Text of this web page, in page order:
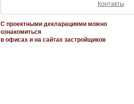
Контакты
С проектными декларациями можно
ознакомиться
в офисах и на сайтах застройщиков